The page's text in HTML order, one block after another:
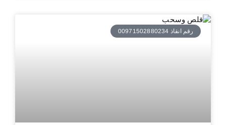
رقم انقاذ 00971502880234